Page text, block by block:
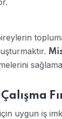
uygun iş